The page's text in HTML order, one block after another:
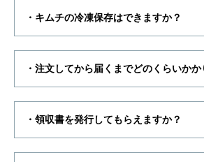
・キムチの冷凍保存はできますか？
・注文してから届くまでどのくらいかか
・領収書を発行してもらえますか？